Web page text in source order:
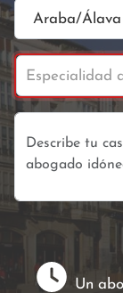
Araba/Álava
Especialidad
Un